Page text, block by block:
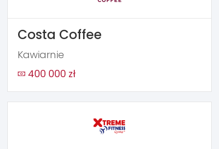
Costa Coffee
Kawiarnie
400 000 zł